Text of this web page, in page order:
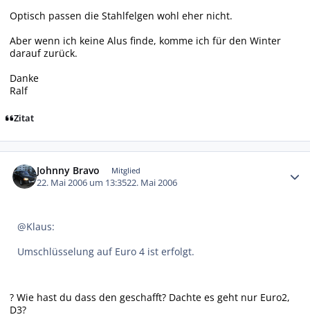
Optisch passen die Stahlfelgen wohl eher nicht.
Aber wenn ich keine Alus finde, komme ich für den Winter
darauf zurück.
Danke
Ralf
Zitat
Johnny Bravo Mitglied
22. Mai 2006 um 13:3522. Mai 2006
@Klaus:
Umschlüsselung auf Euro 4 ist erfolgt.
? Wie hast du dass den geschafft? Dachte es geht nur Euro2,
D3?